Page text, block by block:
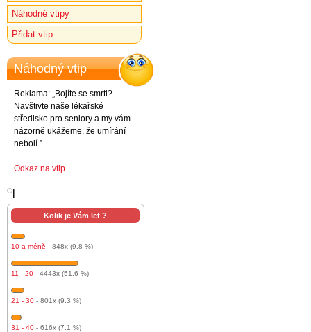
Náhodné vtipy
Přidat vtip
Náhodný vtip
Reklama: „Bojíte se smrti?
Navštivte naše lékařské
středisko pro seniory a my vám
názorně ukážeme, že umírání
nebolí.”
Odkaz na vtip
Kolik je Vám let ?
10 a méně - 848x (9.8 %)
11 - 20 - 4443x (51.6 %)
21 - 30 - 801x (9.3 %)
31 - 40 - 616x (7.1 %)